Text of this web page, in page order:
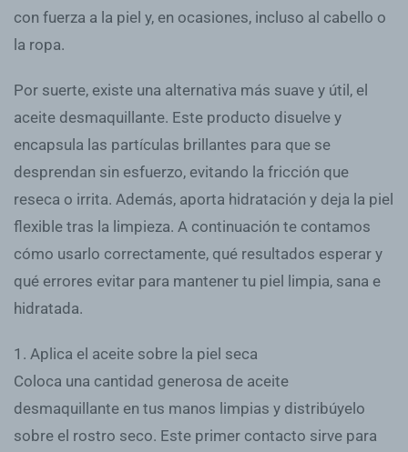
con fuerza a la piel y, en ocasiones, incluso al cabello o
la ropa.
Por suerte, existe una alternativa más suave y útil, el
aceite desmaquillante. Este producto disuelve y
encapsula las partículas brillantes para que se
desprendan sin esfuerzo, evitando la fricción que
reseca o irrita. Además, aporta hidratación y deja la piel
flexible tras la limpieza. A continuación te contamos
cómo usarlo correctamente, qué resultados esperar y
qué errores evitar para mantener tu piel limpia, sana e
hidratada.
1. Aplica el aceite sobre la piel seca
Coloca una cantidad generosa de aceite
desmaquillante en tus manos limpias y distribúyelo
sobre el rostro seco. Este primer contacto sirve para